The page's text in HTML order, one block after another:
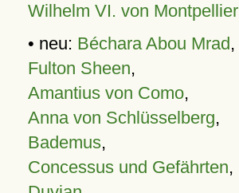
Wilhelm VI. von Montpellier
• neu: Béchara Abou Mrad,
Fulton Sheen,
Amantius von Como,
Anna von Schlüsselberg,
Bademus,
Concessus und Gefährten,